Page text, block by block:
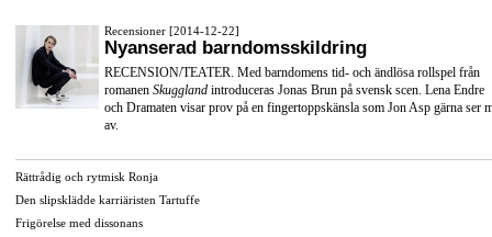
Recensioner [2014-12-22]
Nyanserad barndomsskildring
RECENSION/TEATER. Med barndomens tid- och ändlösa rollspel från
romanen Skuggland introduceras Jonas Brun på svensk scen. Lena Endre
och Dramaten visar prov på en fingertoppskänsla som Jon Asp gärna ser
av.
Rättrådig och rytmisk Ronja
Den slipsklädde karriäristen Tartuffe
Frigörelse med dissonans